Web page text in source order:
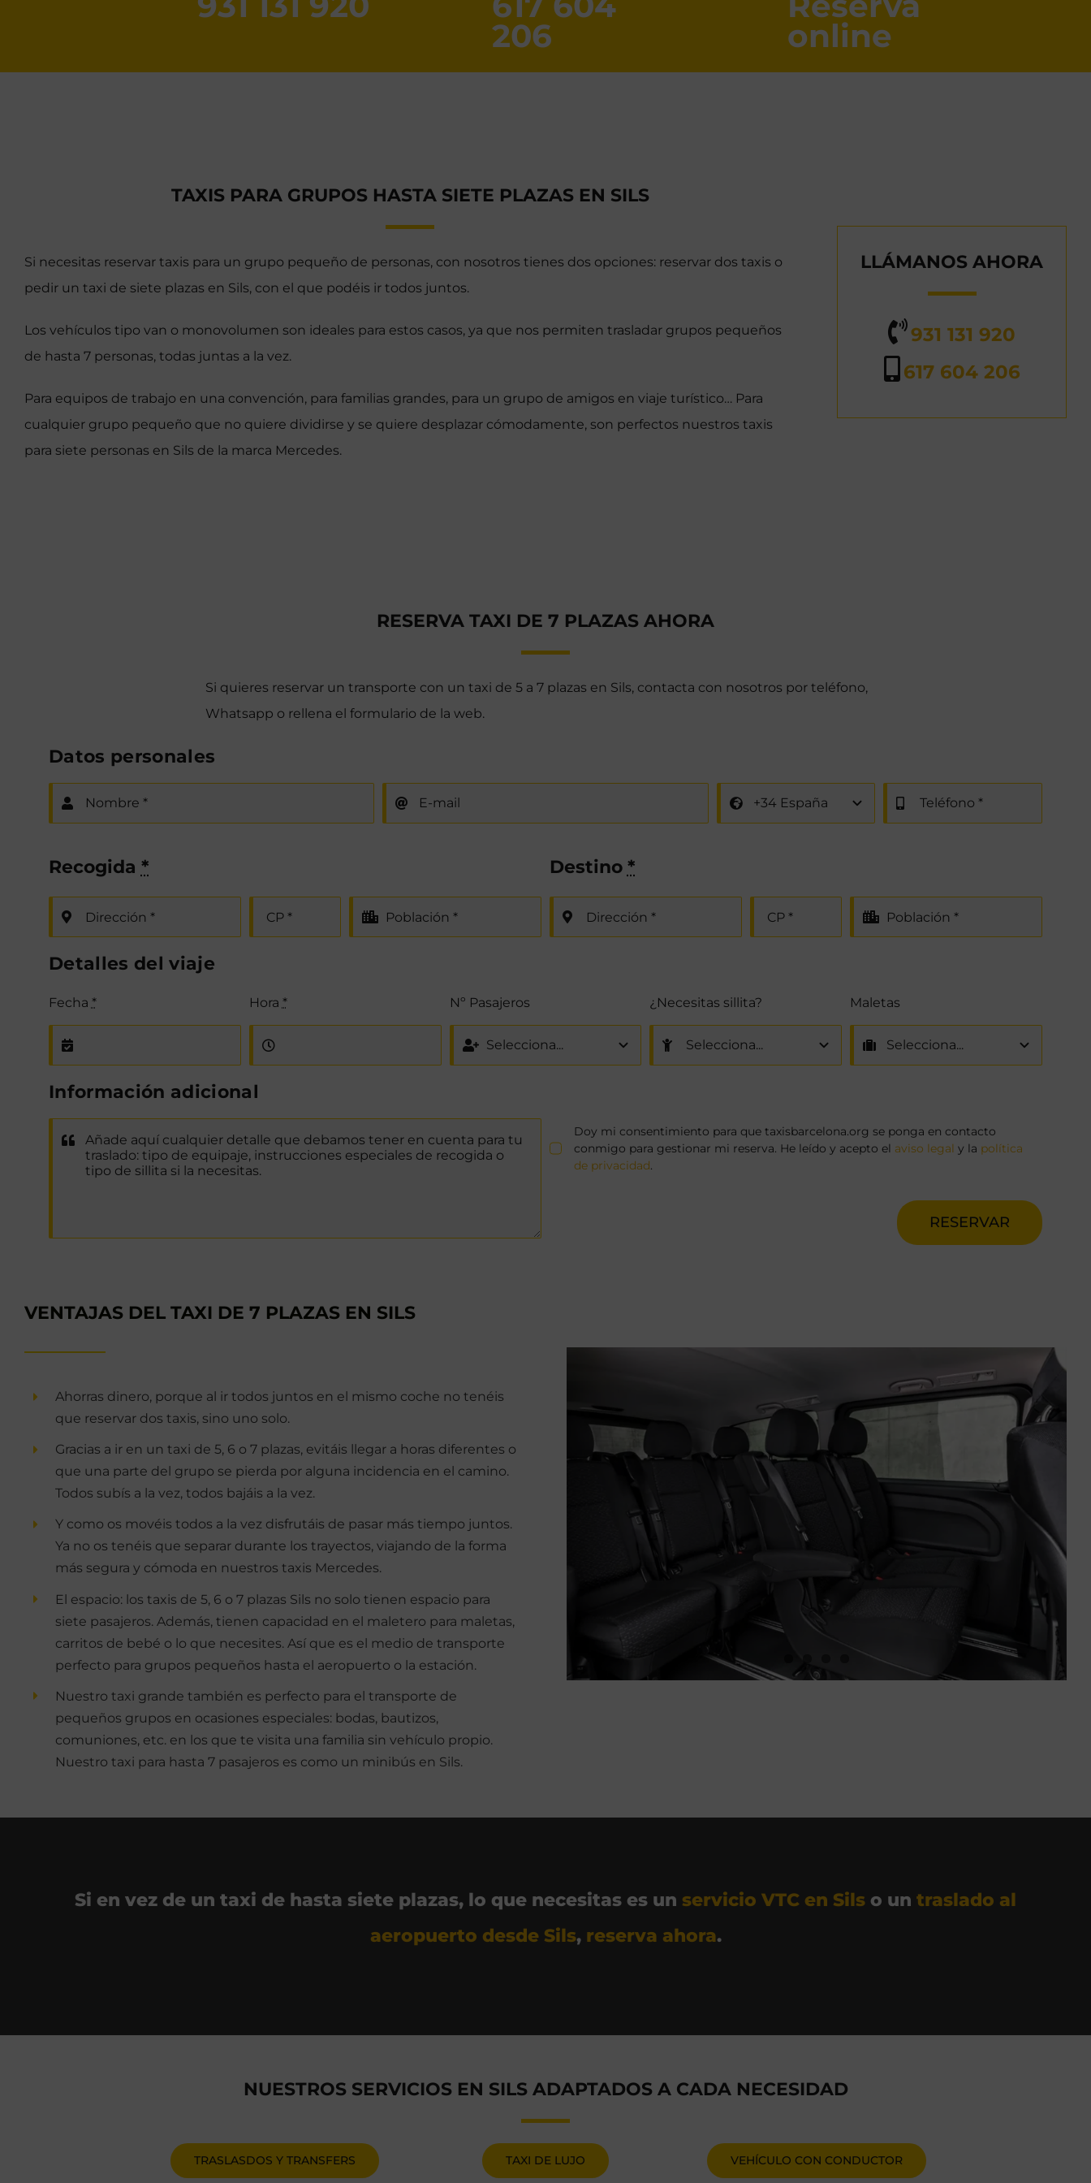
206 online
TAXIS PARA GRUPOS HASTA SIETE PLAZAS EN SILS
Si necesitas reservar taxis para un grupo pequeño de personas, con nosotros tienes dos opciones: reservar dos taxis o
pedir un taxi de siete plazas en Sils, con el que podéis ir todos juntos.
Los vehículos tipo van o monovolumen son ideales para estos casos, ya que nos permiten trasladar grupos pequeños
de hasta 7 personas, todas juntas a la vez.
Para equipos de trabajo en una convención, para familias grandes, para un grupo de amigos en viaje turístico… Para
cualquier grupo pequeño que no quiere dividirse y se quiere desplazar cómodamente, son perfectos nuestros taxis
para siete personas en Sils de la marca Mercedes.
LLÁMANOS AHORA
931 131 920
617 604 206
RESERVA TAXI DE 7 PLAZAS AHORA
Si quieres reservar un transporte con un taxi de 5 a 7 plazas en Sils, contacta con nosotros por teléfono,
Whatsapp o rellena el formulario de la web.
Datos personales
Recogida * Destino *
Detalles del viaje
Fecha * Hora * Nº Pasajeros ¿Necesitas sillita? Maletas
Información adicional
Doy mi consentimiento para que taxisbarcelona.org se ponga en contacto
conmigo para gestionar mi reserva. He leído y acepto el aviso legal y la política
de privacidad.
RESERVAR
VENTAJAS DEL TAXI DE 7 PLAZAS EN SILS
Ahorras dinero, porque al ir todos juntos en el mismo coche no tenéis
que reservar dos taxis, sino uno solo.
Gracias a ir en un taxi de 5, 6 o 7 plazas, evitáis llegar a horas diferentes o
que una parte del grupo se pierda por alguna incidencia en el camino.
Todos subís a la vez, todos bajáis a la vez.
Y como os movéis todos a la vez disfrutáis de pasar más tiempo juntos.
Ya no os tenéis que separar durante los trayectos, viajando de la forma
más segura y cómoda en nuestros taxis Mercedes.
El espacio: los taxis de 5, 6 o 7 plazas Sils no solo tienen espacio para
siete pasajeros. Además, tienen capacidad en el maletero para maletas,
carritos de bebé o lo que necesites. Así que es el medio de transporte
perfecto para grupos pequeños hasta el aeropuerto o la estación.
Nuestro taxi grande también es perfecto para el transporte de
pequeños grupos en ocasiones especiales: bodas, bautizos,
comuniones, etc. en los que te visita una familia sin vehículo propio.
Nuestro taxi para hasta 7 pasajeros es como un minibús en Sils.
Si en vez de un taxi de hasta siete plazas, lo que necesitas es un servicio VTC en Sils o un traslado al
aeropuerto desde Sils, reserva ahora.
NUESTROS SERVICIOS EN SILS ADAPTADOS A CADA NECESIDAD
TRASLASDOS Y TRANSFERS TAXI DE LUJO VEHÍCULO CON CONDUCTOR